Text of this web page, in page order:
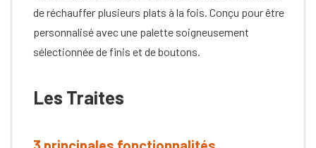
de réchauffer plusieurs plats à la fois. Conçu pour être
personnalisé avec une palette soigneusement
sélectionnée de finis et de boutons.
Les Traites